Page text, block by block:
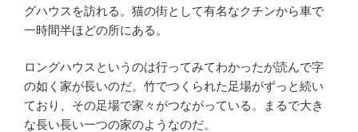
グハウスを訪れる。猫の街として有名なクチンから車で
一時間半ほどの所にある。
ロングハウスというのは行ってみてわかったが読んで字
の如く家が長いのだ。竹でつくられた足場がずっと続い
ており、その足場で家々がつながっている。まるで大き
な長い長い一つの家のようなのだ。